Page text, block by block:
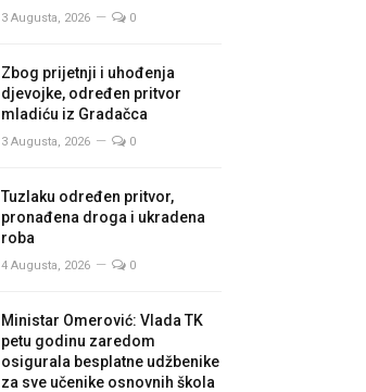
3 Augusta, 2026 0
Zbog prijetnji i uhođenja
djevojke, određen pritvor
mladiću iz Gradačca
3 Augusta, 2026 0
Tuzlaku određen pritvor,
pronađena droga i ukradena
roba
4 Augusta, 2026 0
Ministar Omerović: Vlada TK
petu godinu zaredom
osigurala besplatne udžbenike
za sve učenike osnovnih škola